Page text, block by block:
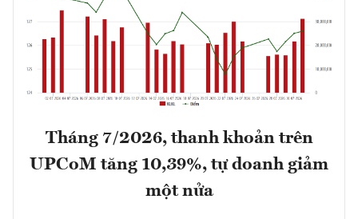
Tháng 7/2026, thanh khoản trên
UPCoM tăng 10,39%, tự doanh giảm
một nửa